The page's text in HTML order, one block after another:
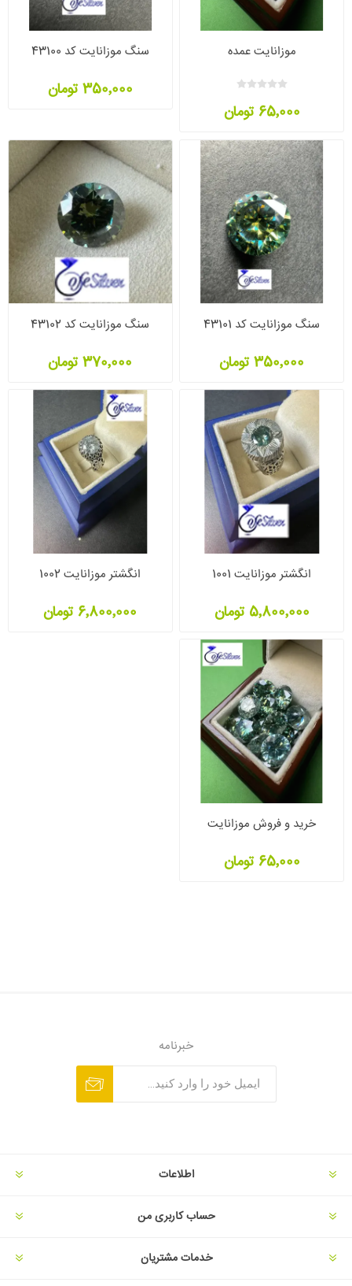
موزانایت عمده
65٬000 تومان
سنگ موزانایت کد 43100
350٬000 تومان
سنگ موزانایت کد 43101
350٬000 تومان
سنگ موزانایت کد 43102
370٬000 تومان
انگشتر موزانایت 1001
5٬800٬000 تومان
انگشتر موزانایت 1002
6٬800٬000 تومان
خرید و فروش موزانایت
65٬000 تومان
خبرنامه
اطلاعات
حساب کاربری من
خدمات مشتریان